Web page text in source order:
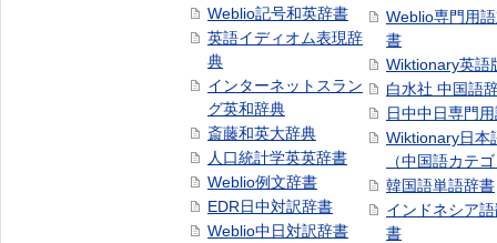
Weblio記号和英辞書
英語イディオム表現辞
典
インターネットスラン
グ英和辞典
斎藤和英大辞典
人口統計学英英辞書
Weblio例文辞書
EDR日中対訳辞書
Weblio中日対訳辞書
Weblio専門用
書
Wiktionary英語
白水社 中国語
日中中日専門
Wiktionary日本
（中国語カテ
韓国語単語辞書
インドネシア
書